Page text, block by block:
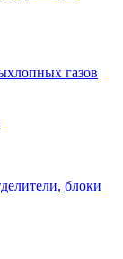
газов
блоки